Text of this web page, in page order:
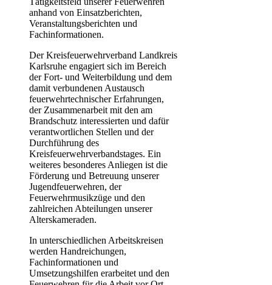
anhand von Einsatzberichten,
Veranstaltungsberichten und
Fachinformationen.
Der Kreisfeuerwehrverband Landkreis
Karlsruhe engagiert sich im Bereich
der Fort- und Weiterbildung und dem
damit verbundenen Austausch
feuerwehrtechnischer Erfahrungen,
der Zusammenarbeit mit den am
Brandschutz interessierten und dafür
verantwortlichen Stellen und der
Durchführung des
Kreisfeuerwehrverbandstages. Ein
weiteres besonderes Anliegen ist die
Förderung und Betreuung unserer
Jugendfeuerwehren, der
Feuerwehrmusikzüge und den
zahlreichen Abteilungen unserer
Alterskameraden.
In unterschiedlichen Arbeitskreisen
werden Handreichungen,
Fachinformationen und
Umsetzungshilfen erarbeitet und den